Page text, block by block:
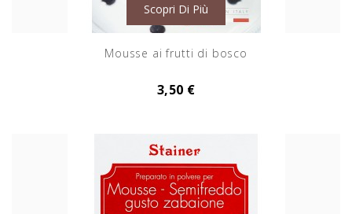
Scopri Di Più
Mousse ai frutti di bosco
3,50 €